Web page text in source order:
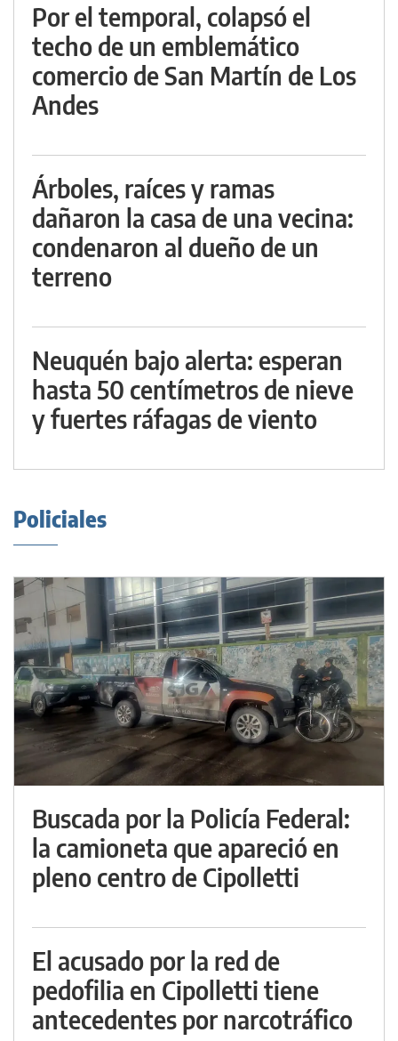
Por el temporal, colapsó el
techo de un emblemático
comercio de San Martín de Los
Andes
Árboles, raíces y ramas
dañaron la casa de una vecina:
condenaron al dueño de un
terreno
Neuquén bajo alerta: esperan
hasta 50 centímetros de nieve
y fuertes ráfagas de viento
Policiales
Buscada por la Policía Federal:
la camioneta que apareció en
pleno centro de Cipolletti
El acusado por la red de
pedofilia en Cipolletti tiene
antecedentes por narcotráfico